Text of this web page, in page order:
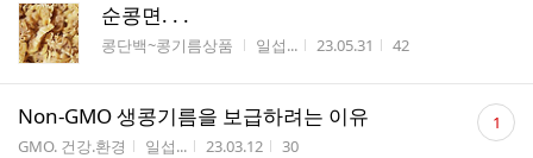
순콩면. . .
게시판명
콩단백~콩기름상품 작성자
일섭... 작성시간
23.05.31 조회수
42
Non-GMO 생콩기름을 보급하려는 이유
게시판명
GMO. 건강.환경 작성자
일섭... 작성시간
23.03.12 조회수
30
댓
글 1